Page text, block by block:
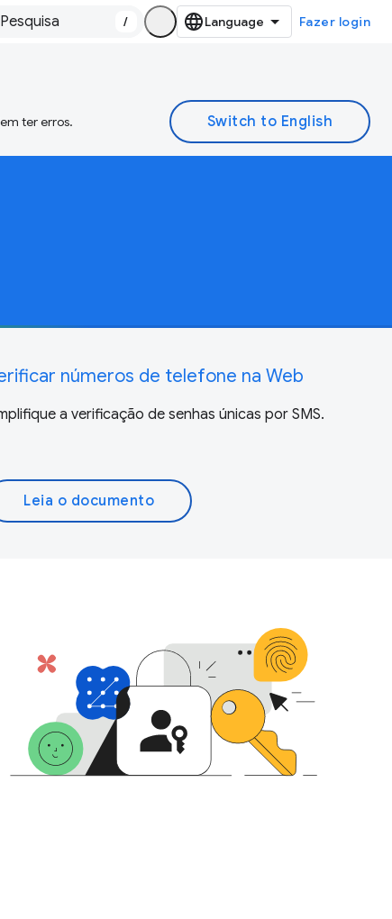
/ Fazer login
ter erros.
números de telefone na Web
a verificação de senhas únicas por SMS.
Leia o documento